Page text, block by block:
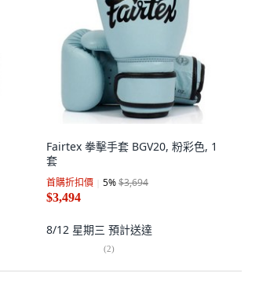
Fairtex 拳擊手套 BGV20, 粉彩色, 1
套
首購折扣價 5%$3,694
$3,494
8/12 星期三 預計送達
(2)